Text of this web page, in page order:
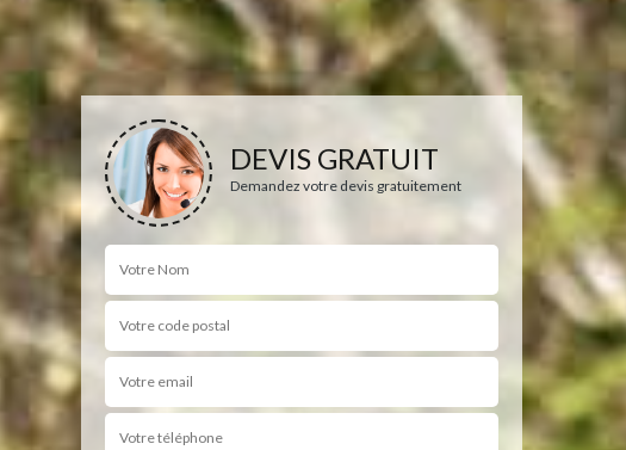
DEVIS GRATUIT
Demandez votre devis gratuitement